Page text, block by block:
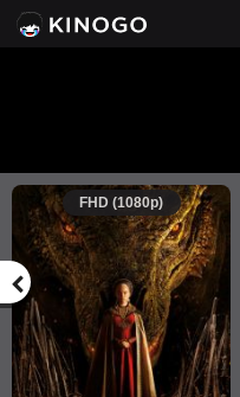
FHD (1080p)